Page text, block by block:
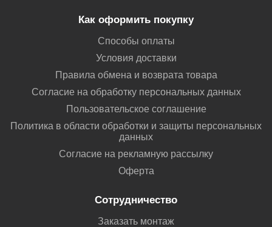
Как оформить покупку
Способы оплаты
Условия доставки
Правила обмена и возврата товара
Согласие на обработку персональных данных
Пользовательское соглашение
Политика в области обработки и защиты персональных
данных
Согласие на рекламную рассылку
Оферта
Сотрудничество
Заказать монтаж